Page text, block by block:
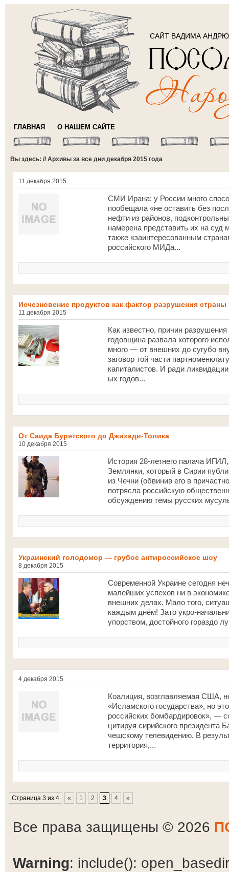
САЙТ ВАДИМА
ГЛАВНАЯ О НАШЕМ САЙТЕ
Вы здесь: // Архивы за все дни декабря 2015 года
11 декабря 2015
СМИ Ирана: у России много
пообещала «не оставить без
нефти из районов,
намерена представить их на
также «заинтересованным
российского МИДа...
Исчезновение продуктов как фактор разрушения страны
11 декабря 2015
Как известно, причин
годовщина развала которого
много — от внешних до сугубо
заговор той части
капиталистов. И ради
ых годов...
От Саида Бурятского до Джихади-Толика
10 декабря 2015
История 28-летнего палача
Землянки, который в Сирии
из Чечни (обвинив его в
потрясла российскую
обсуждению темы русских
Украинский голодомор — грубое антироссийское шоу
8 декабря 2015
Современной Украине сегодня
малейших успехов ни в
внешних делах. Мало того,
каждым днём! Зато укро-
упорством, достойного гораздо
4 декабря 2015
Коалиция, возглавляемая США,
«Исламского государства», но
российских бомбардировок», —
цитируя сирийского президента
чешскому телевидению. В
территория,...
Страница 3 из 4 « 1 2 3 4 »
Все права защищены © 2026
Warning: include():